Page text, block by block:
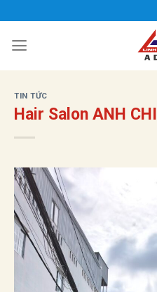
qua
nội
TIN TỨC
Hair Salon ANH CHI